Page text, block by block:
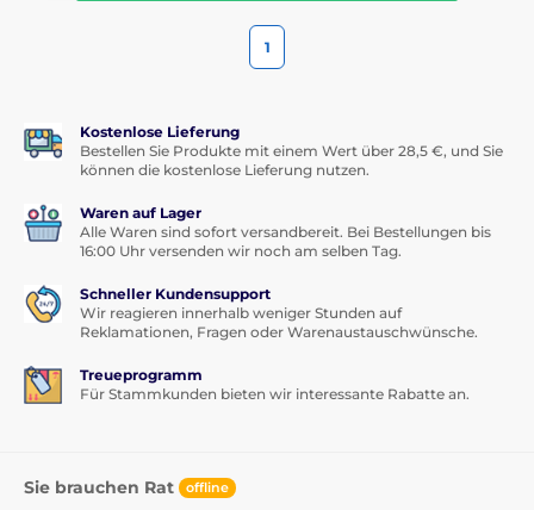
1
Kostenlose Lieferung
Bestellen Sie Produkte mit einem Wert über 28,5 €, und Sie
können die kostenlose Lieferung nutzen.
Waren auf Lager
Alle Waren sind sofort versandbereit. Bei Bestellungen bis
16:00 Uhr versenden wir noch am selben Tag.
Schneller Kundensupport
Wir reagieren innerhalb weniger Stunden auf
Reklamationen, Fragen oder Warenaustauschwünsche.
Treueprogramm
Für Stammkunden bieten wir interessante Rabatte an.
Sie brauchen Rat offline